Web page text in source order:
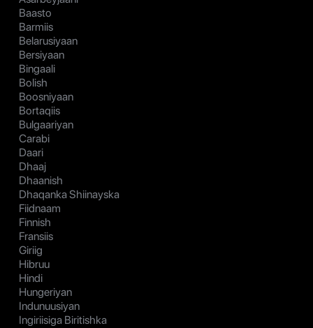
Baasto
Barmiis
Belarusiyaan
Bersiyaan
Bingaali
Bolish
Boosniyaan
Bortaqiis
Bulgaariyan
Carabi
Daari
Dhaaj
Dhaanish
Dhaqanka Shiinayska
Fiidnaam
Finnish
Fransiis
Giriig
Hibruu
Hindi
Hungeriyan
Indunuusiyan
Ingiriisiga Biritishka